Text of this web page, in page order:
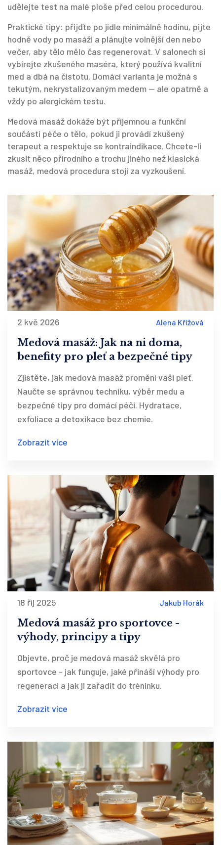
udělejte test na malé ploše před celou procedurou.
Praktické tipy: přijďte po jídle minimálně hodinu, pijte
hodně vody po masáži a plánujte volnější den nebo
večer, aby tělo mělo čas regenerovat. V salonech si
vybírejte zkušeného maséra, který používá kvalitní
med a dbá na čistotu. Domácí varianta je možná s
tekutým, nekrystalizovaným medem — ale opatrně a
vždy po alergickém testu.
Medová masáž dokáže být příjemnou a funkční
součástí péče o tělo, pokud ji provádí zkušený
terapeut a respektuje se kontraindikace. Chcete-li
zkusit něco přírodního a trochu jiného než klasická
masáž, medová procedura stojí za vyzkoušení.
2 kvě 2026 Alena Křížová
Medová masáž: Jak na ni doma,
benefity pro pleť a bezpečné tipy
Zjistěte, jak medová masáž promění vaši pleť.
Naučte se správnou techniku, výběr medu a
bezpečné tipy pro domácí péči. Hydratace,
exfoliace a detoxikace bez chemie.
Zobrazit více
18 říj 2025 Jakub Horák
Medová masáž pro sportovce -
výhody, principy a tipy
Objevte, proč je medová masáž skvělá pro
sportovce - jak funguje, jaké přináší výhody pro
regeneraci a jak ji zařadit do tréninku.
Zobrazit více